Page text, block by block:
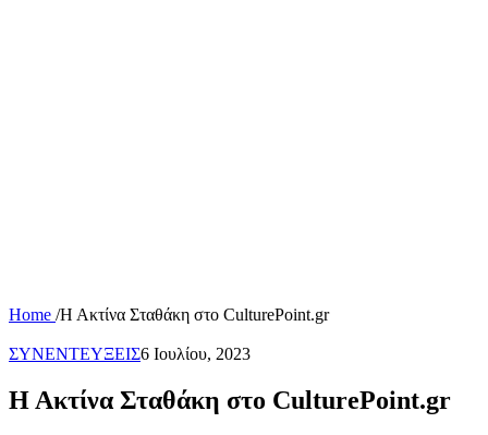
Home /Η Ακτίνα Σταθάκη στο CulturePoint.gr
ΣΥΝΕΝΤΕΥΞΕΙΣ6 Ιουλίου, 2023
Η Ακτίνα Σταθάκη στο CulturePoint.gr